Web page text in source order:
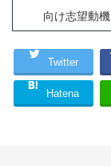
向け志望動機
Twitter
Hatena